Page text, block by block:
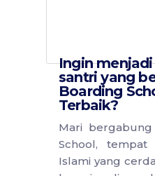
Ingin
santri yang
Boarding
Terbaik?
Mari
School, tempat
Islami yang